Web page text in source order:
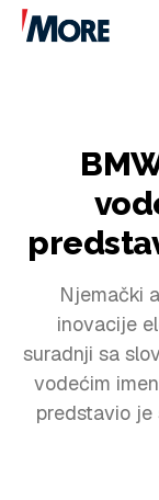
NAUTIKA
SPORT
PLOVILA
PLOVIDBA
VELIKE
Njemački
inovacije
suradnji sa
vodećim
predstavio